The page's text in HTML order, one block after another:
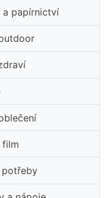
a papírnictví
film